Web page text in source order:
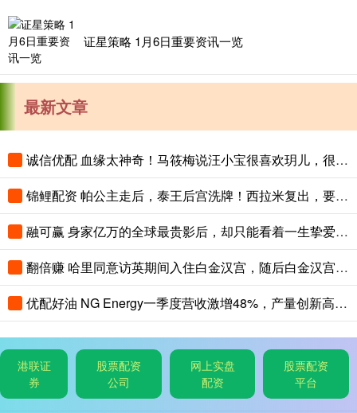
证星策略 1月6日重要资讯一览
最新文章
诚信优配 血缘太神奇！马筱梅说汪小宝很喜欢玥儿，很渴望姐姐抱
锦鲤配资 帕公主走后，泰王后宫洗牌！西拉米复出，要联手诗妮娜斗苏提达？
融可赢 身家亿万的全球最贵影后，却只能看着一生挚爱死在眼前
翻倍赚 哈里同意访英期间入住白金汉宫，随后白金汉宫回复：已无可住房间
优配好油 NG Energy一季度营收激增48%，产量创新高并发现新气藏
港联证
券
股票配资
公司
网上实盘
配资
股票配资
平台